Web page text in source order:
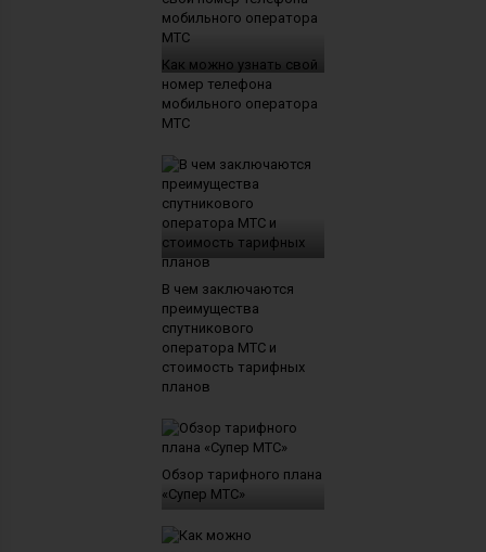
Как можно узнать свой
номер телефона
мобильного оператора
МТС
В чем заключаются
преимущества
спутникового
оператора МТС и
стоимость тарифных
планов
Обзор тарифного плана
«Супер МТС»